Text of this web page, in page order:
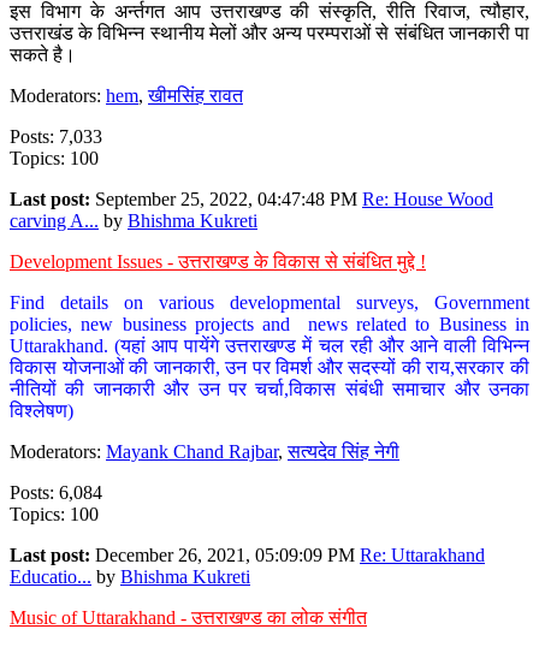
इस विभाग के अर्न्तगत आप उत्तराखण्ड की संस्कृति, रीति रिवाज, त्यौहार,
उत्तराखंड के विभिन्न स्थानीय मेलों और अन्य परम्पराओं से संबंधित जानकारी पा
सकते है।
Moderators: hem,खीमसिंह रावत
Posts: 7,033
Topics: 100
Last post: September 25, 2022, 04:47:48 PM Re: House Wood
carving A... by Bhishma Kukreti
Development Issues - उत्तराखण्ड के विकास से संबंधित मुद्दे !
Find details on various developmental surveys, Government
policies, new business projects and news related to Business in
Uttarakhand. (यहां आप पायेंगे उत्तराखण्ड में चल रही और आने वाली विभिन्न
विकास योजनाओं की जानकारी, उन पर विमर्श और सदस्यों की राय,सरकार की
नीतियों की जानकारी और उन पर चर्चा,विकास संबंधी समाचार और उनका
विश्लेषण)
Moderators: Mayank Chand Rajbar,सत्यदेव सिंह नेगी
Posts: 6,084
Topics: 100
Last post: December 26, 2021, 05:09:09 PM Re: Uttarakhand
Educatio... by Bhishma Kukreti
Music of Uttarakhand - उत्तराखण्ड का लोक संगीत